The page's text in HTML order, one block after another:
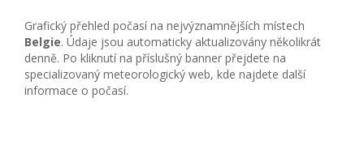
Grafický přehled počasí na nejvýznamnějších místech
Belgie. Údaje jsou automaticky aktualizovány několikrát
denně. Po kliknutí na příslušný banner přejdete na
specializovaný meteorologický web, kde najdete další
informace o počasí.